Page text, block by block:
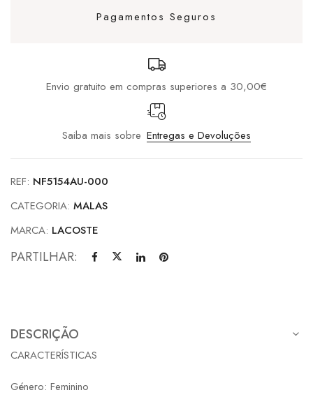
Pagamentos Seguros
Envio gratuito em compras superiores a 30,00€
Saiba mais sobre Entregas e Devoluções
REF: NF5154AU-000
CATEGORIA: MALAS
MARCA: LACOSTE
PARTILHAR:
DESCRIÇÃO
CARACTERÍSTICAS
Género: Feminino